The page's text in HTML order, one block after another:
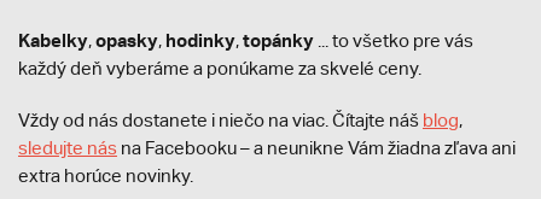
Kabelky,opasky, hodinky,topánky ... to všetko pre vás
každý deň vyberáme a ponúkame za skvelé ceny.
Vždy od nás dostanete i niečo na viac. Čítajte náš blog,
sledujte nás na Facebooku – a neunikne Vám žiadna zľava ani
extra horúce novinky.